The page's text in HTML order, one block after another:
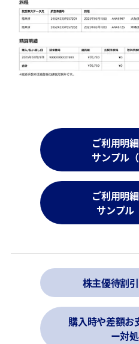
* 小文字で入力すると、
ロ）」で出力します。
例）出張管理番号「
入力した場合
ご利用明
サンプル
ご利用明
サンプル
株主優待割
購入時や差額お
ー対